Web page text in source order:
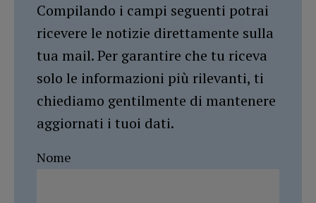
Compilando i campi seguenti potrai
ricevere le notizie direttamente sulla
tua mail. Per garantire che tu riceva
solo le informazioni più rilevanti, ti
chiediamo gentilmente di mantenere
aggiornati i tuoi dati.
Nome